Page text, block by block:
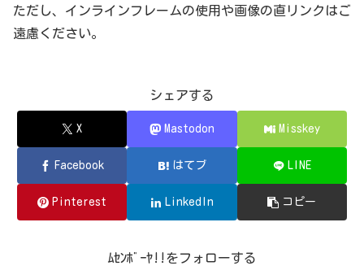
ただし、インラインフレームの使用や画像の直リンクはご
遠慮ください。
シェアする
X Mastodon Misskey
Facebook はてブ LINE
Pinterest LinkedIn コピー
ﾑｾﾝﾎﾞｰﾔ!!をフォローする